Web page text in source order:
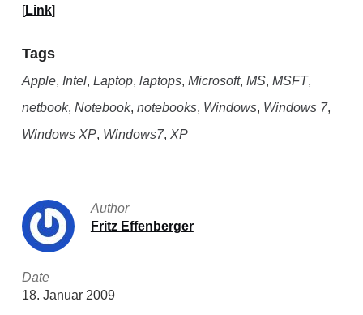
[Link]
Tags
Apple, Intel, Laptop, laptops, Microsoft, MS, MSFT,
netbook, Notebook, notebooks, Windows, Windows 7,
Windows XP, Windows7, XP
Author
Fritz Effenberger
Date
18. Januar 2009